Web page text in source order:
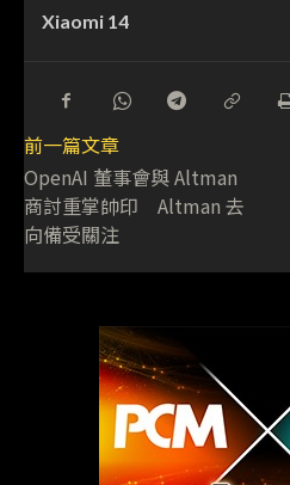
Xiaomi 14
前一篇文章
OpenAI 董事會與 Altman
商討重掌帥印 Altman 去
向備受關注